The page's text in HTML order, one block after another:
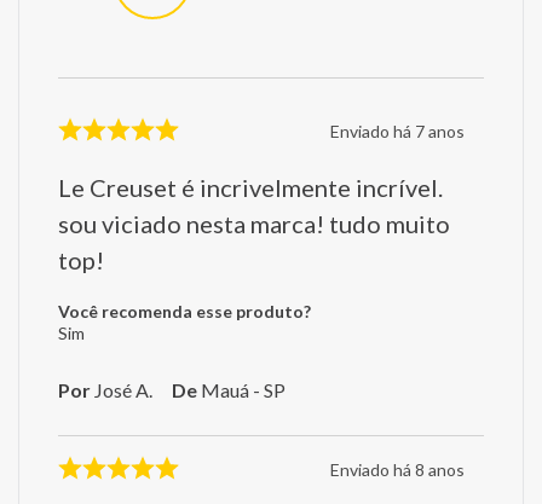
Enviado há 7 anos
Le Creuset é incrivelmente incrível.
sou viciado nesta marca! tudo muito
top!
Você recomenda esse produto?
Sim
Por José A. De Mauá - SP
Enviado há 8 anos